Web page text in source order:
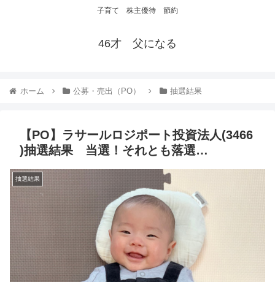
子育て 株主優待 節約
46才 父になる
ホーム 公募・売出（PO） 抽選結果
【PO】ラサールロジポート投資法人(3466
)抽選結果 当選！それとも落選…
抽選結果